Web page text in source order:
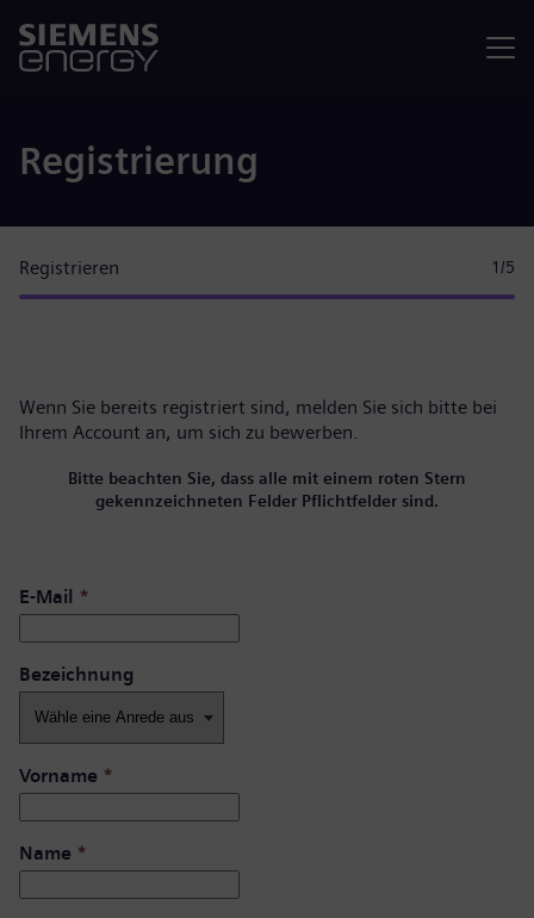
Registrierung
Registrieren 1 /5
Wenn Sie bereits registriert sind, melden Sie sich bitte bei
Ihrem Account an, um sich zu bewerben.
Bitte beachten Sie, dass alle mit einem roten Stern
gekennzeichneten Felder Pflichtfelder sind.
E-Mail *
Bezeichnung
Vorname *
Name *